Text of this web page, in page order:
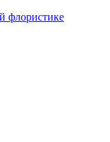
флористике